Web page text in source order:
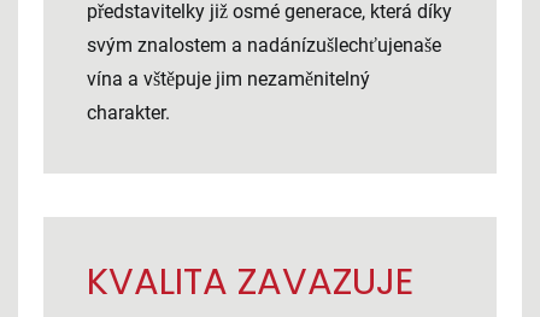
představitelky již osmé generace, která díky
svým znalostem a nadánízušlechťujenaše
vína a vštěpuje jim nezaměnitelný
charakter.
KVALITA ZAVAZUJE